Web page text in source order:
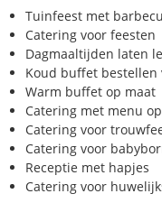
Tuinfeest met
Catering voor feesten
Dagmaaltijden laten
Koud buffet bestellen
Warm buffet op maat
Catering met menu
Catering voor
Catering voor
Receptie met hapjes
Catering voor